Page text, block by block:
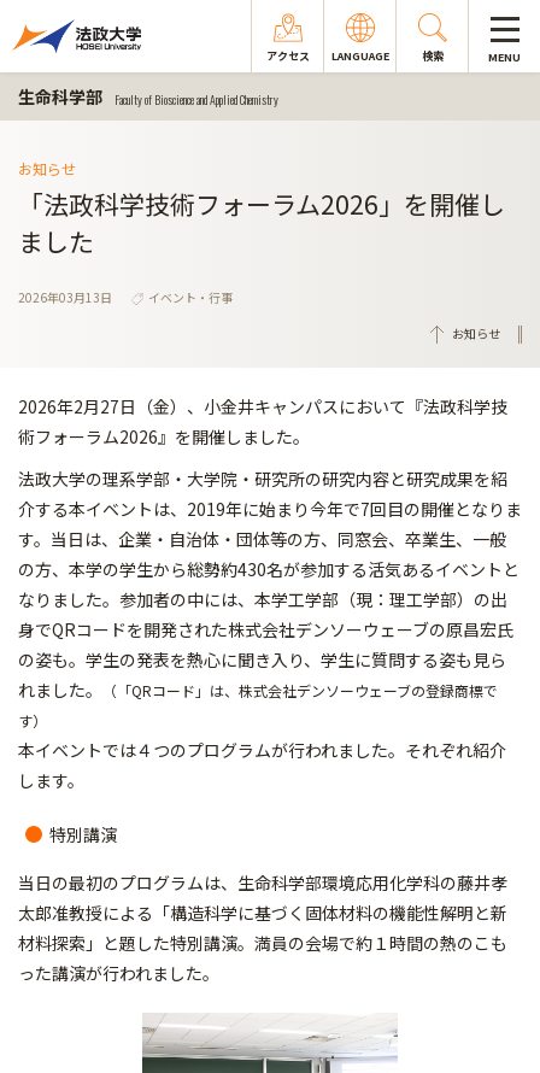
アクセス LANGUAGE 検索 MENU
生命科学部 Faculty of Bioscience and Applied Chemistry
お知らせ
「法政科学技術フォーラム2026」を開催し
ました
2026年03月13日
イベント・行事
お知らせ
2026年2月27日（金）、小金井キャンパスにおいて『法政科学技
術フォーラム2026』を開催しました。
法政大学の理系学部・大学院・研究所の研究内容と研究成果を紹
介する本イベントは、2019年に始まり今年で7回目の開催となりま
す。当日は、企業・自治体・団体等の方、同窓会、卒業生、一般
の方、本学の学生から総勢約430名が参加する活気あるイベントと
なりました。参加者の中には、本学工学部（現：理工学部）の出
身でQRコードを開発された株式会社デンソーウェーブの原昌宏氏
の姿も。学生の発表を熱心に聞き入り、学生に質問する姿も見ら
れました。
（「QRコード」は、株式会社デンソーウェーブの登録商標で
す）
本イベントでは４つのプログラムが行われました。それぞれ紹介
します。
特別講演
当日の最初のプログラムは、生命科学部環境応用化学科の藤井孝
太郎准教授による「構造科学に基づく固体材料の機能性解明と新
材料探索」と題した特別講演。満員の会場で約１時間の熱のこも
った講演が行われました。